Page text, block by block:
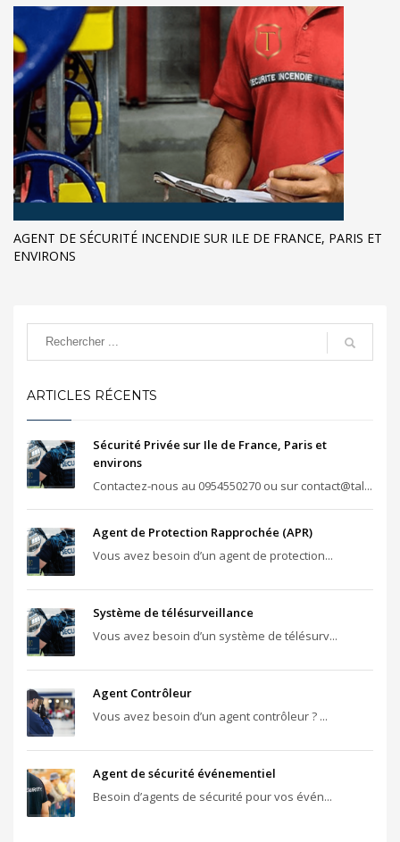
AGENT DE SÉCURITÉ INCENDIE SUR ILE DE FRANCE, PARIS ET
ENVIRONS
ARTICLES RÉCENTS
Sécurité Privée sur Ile de France, Paris et
environs
Contactez-nous au 0954550270 ou sur contact@tal...
Agent de Protection Rapprochée (APR)
Vous avez besoin d’un agent de protection...
Système de télésurveillance
Vous avez besoin d’un système de télésurv...
Agent Contrôleur
Vous avez besoin d’un agent contrôleur ? ...
Agent de sécurité événementiel
Besoin d’agents de sécurité pour vos évén...